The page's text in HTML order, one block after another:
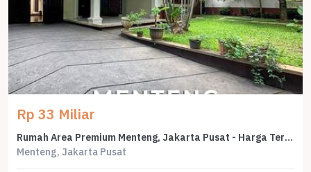
Rp 33 Miliar
Rumah Area Premium Menteng, Jakarta Pusat - Harga Terbaik 33 Miliar
Menteng, Jakarta Pusat